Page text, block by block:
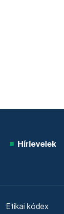
Hírlevelek
Etikai kódex